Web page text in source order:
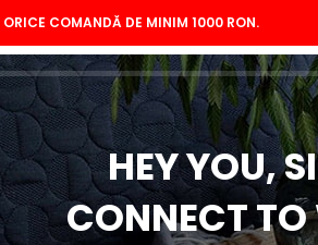
HEY YOU,
CONNECT
COMANDĂ DE MINIM 1000 RON.